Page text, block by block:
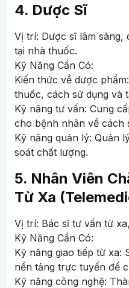
4. Dược Sĩ
Vị trí: Dược sĩ lâm sàng,
tại nhà thuốc.
Kỹ Năng Cần Có:
Kiến thức về dược
thuốc, cách sử dụng và
Kỹ năng tư vấn: Cung
cho bệnh nhân về cách
Kỹ năng quản lý: Quản
soát chất lượng.
5. Nhân Viên
Từ Xa
Vị trí: Bác sĩ tư vấn từ
Kỹ Năng Cần Có:
Kỹ năng giao tiếp từ xa:
nền tảng trực tuyến để
Kỹ năng công nghệ: